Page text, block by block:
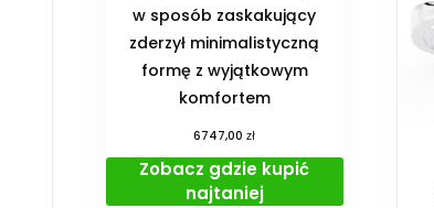
w sposób zaskakujący
zderzył minimalistyczną
formę z wyjątkowym
komfortem
6747,00zł
Zobacz gdzie kupić
najtaniej